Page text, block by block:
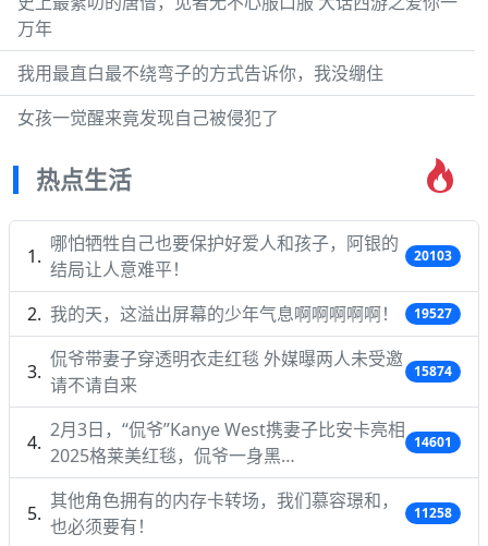
万年
我用最直白最不绕弯子的方式告诉你，我没绷住
女孩一觉醒来竟发现自己被侵犯了
热点生活
哪怕牺牲自己也要保护好爱人和孩子，阿银的
结局让人意难平！
20103
我的天，这溢出屏幕的少年气息啊啊啊啊啊！ 19527
侃爷带妻子穿透明衣走红毯 外媒曝两人未受邀
请不请自来
15874
2月3日，“侃爷”Kanye West携妻子比安卡亮相
2025格莱美红毯，侃爷一身黑…
14601
其他角色拥有的内存卡转场，我们慕容璟和，
也必须要有！
11258